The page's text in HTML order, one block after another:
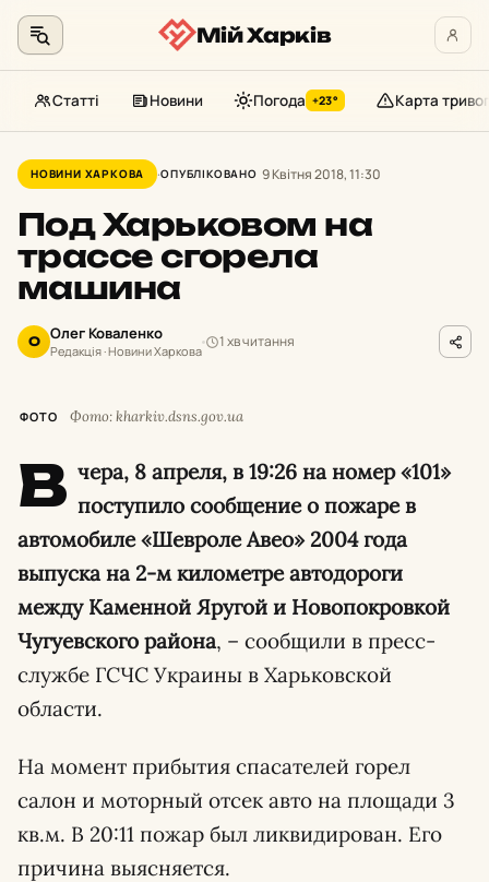
до
контенту
Мій Харків
Статті Новини Погода +23° Карта тривог
НОВИНИ ХАРКОВА ОПУБЛІКОВАНО 9 Квітня 2018, 11:30
Под Харьковом на
трассе сгорела
машина
О Олег Коваленко
Редакція · Новини Харкова
1 хв читання
ФОТО Фото: kharkiv.dsns.gov.ua
В чера, 8 апреля, в 19:26 на номер «101»
поступило сообщение о пожаре в
автомобиле «Шевроле Авео» 2004 года
выпуска на 2-м километре автодороги
между Каменной Яругой и Новопокровкой
Чугуевского района, – сообщили в пресс-
службе ГСЧС Украины в Харьковской
области.
На момент прибытия спасателей горел
салон и моторный отсек авто на площади 3
кв.м. В 20:11 пожар был ликвидирован. Его
причина выясняется.